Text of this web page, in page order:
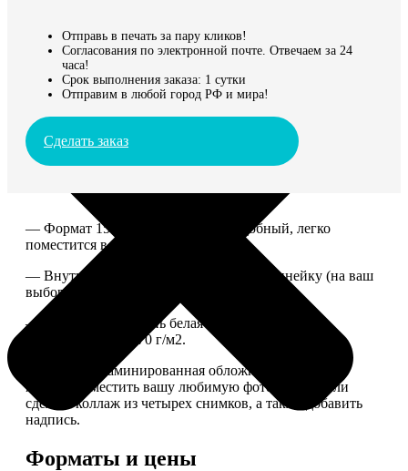
Отправь в печать за пару кликов!
Согласования по электронной почте. Отвечаем за 24
часа!
Срок выполнения заказа: 1 сутки
Отправим в любой город РФ и мира!
Сделать заказ
— Формат 15*20. Компактный и удобный, легко
поместится в сумку или рюкзак.
— Внутри 100 страниц в клетку или в линейку (на ваш
выбор), скрепленных сбоку скобой.
— Приятная на ощупь белая сатиновая бумага
плотностью 150-170 г/м2.
— Плотная ламинированная обложка. На обложке
можно разместить вашу любимую фотографию или
сделать коллаж из четырех снимков, а также добавить
надпись.
Форматы и цены